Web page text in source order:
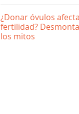
¿Donar óvulos
fertilidad?
los mitos